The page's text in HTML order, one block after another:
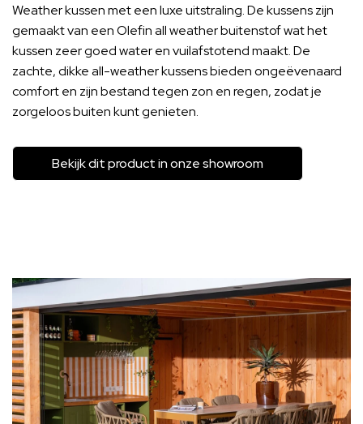
Weather kussen met een luxe uitstraling. De kussens zijn
gemaakt van een Olefin all weather buitenstof wat het
kussen zeer goed water en vuilafstotend maakt. De
zachte, dikke all-weather kussens bieden ongeëvenaard
comfort en zijn bestand tegen zon en regen, zodat je
zorgeloos buiten kunt genieten.
Bekijk dit product in onze showroom